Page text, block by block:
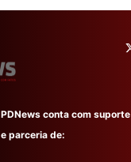
PDNews conta com suporte
e parceria de: